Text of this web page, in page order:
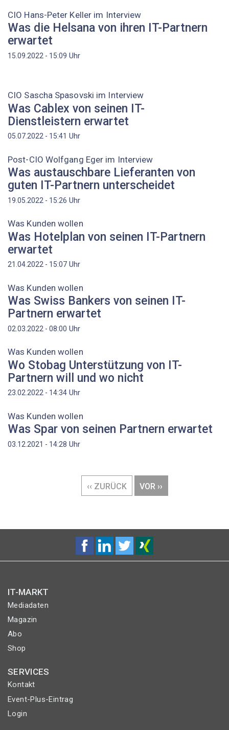
CIO Hans-Peter Keller im Interview
Was die Helsana von ihren IT-Partnern
erwartet
15.09.2022 - 15:09 Uhr
CIO Sascha Spasovski im Interview
Was Cablex von seinen IT-
Dienstleistern erwartet
05.07.2022 - 15:41 Uhr
Post-CIO Wolfgang Eger im Interview
Was austauschbare Lieferanten von
guten IT-Partnern unterscheidet
19.05.2022 - 15:26 Uhr
Was Kunden wollen
Was Hotelplan von seinen IT-Partnern
erwartet
21.04.2022 - 15:07 Uhr
Was Kunden wollen
Was Swiss Bankers von seinen IT-
Partnern erwartet
02.03.2022 - 08:00 Uhr
Was Kunden wollen
Wo Stobag Unterstützung von IT-
Partnern will und wo nicht
23.02.2022 - 14:34 Uhr
Was Kunden wollen
Was Spar von seinen Partnern erwartet
03.12.2021 - 14:28 Uhr
VORHERIGE
SEITE
‹‹ ZURÜCK
NÄCHSTE
SEITE
VOR ››
IT-MARKT
Mediadaten
Magazin
Abo
Shop
SERVICES
Kontakt
Event-Plus-Eintrag
Login